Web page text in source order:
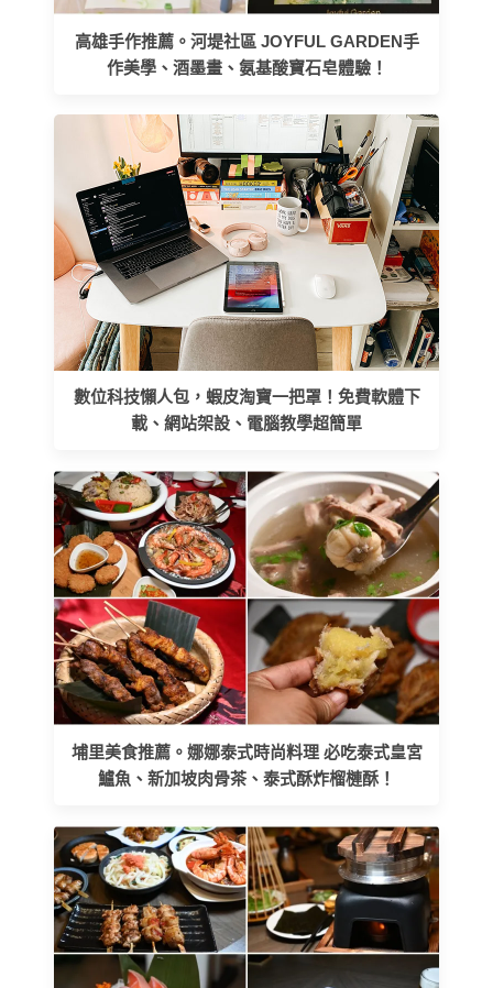
高雄手作推薦。河堤社區 JOYFUL GARDEN手
作美學、酒墨畫、氨基酸寶石皂體驗！
數位科技懶人包，蝦皮淘寶一把罩！免費軟體下
載、網站架設、電腦教學超簡單
埔里美食推薦。娜娜泰式時尚料理 必吃泰式皇宮
鱸魚、新加坡肉骨茶、泰式酥炸榴槤酥！